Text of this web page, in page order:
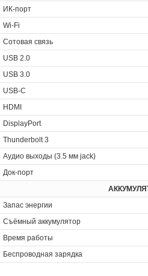
ИК-порт
Wi-Fi
Сотовая связь
USB 2.0
USB 3.0
USB-C
HDMI
DisplayPort
Thunderbolt 3
Аудио выходы (3.5 мм jack)
Док-порт
Запас энергии
Cъёмный аккумулятор
Время работы
Беспроводная зарядка